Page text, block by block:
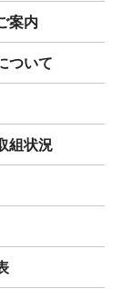
案内
ついて
組状況